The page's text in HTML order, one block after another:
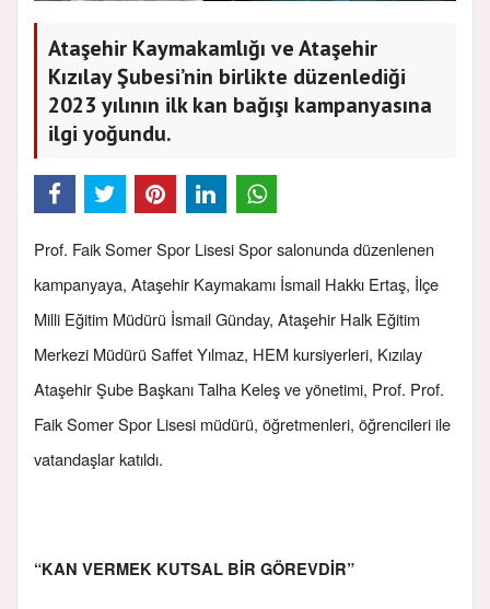
Ataşehir Kaymakamlığı ve Ataşehir
Kızılay Şubesi’nin birlikte düzenlediği
2023 yılının ilk kan bağışı kampanyasına
ilgi yoğundu.
Prof. Faik Somer Spor Lisesi Spor salonunda düzenlenen
kampanyaya, Ataşehir Kaymakamı İsmail Hakkı Ertaş, İlçe
Milli Eğitim Müdürü İsmail Günday, Ataşehir Halk Eğitim
Merkezi Müdürü Saffet Yılmaz, HEM kursiyerleri, Kızılay
Ataşehir Şube Başkanı Talha Keleş ve yönetimi, Prof. Prof.
Faik Somer Spor Lisesi müdürü, öğretmenleri, öğrencileri ile
vatandaşlar katıldı.
“KAN VERMEK KUTSAL BİR GÖREVDİR”